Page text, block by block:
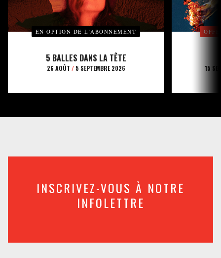
EN OPTION DE L’ABONNEMENT
5 BALLES DANS LA TÊTE
26 AOÛT /5 SEPTEMBRE 2026 15
INSCRIVEZ-VOUS À NOTRE
INFOLETTRE